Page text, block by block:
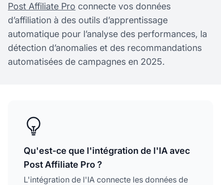
Post Affiliate Pro connecte vos données
d’affiliation à des outils d’apprentissage
automatique pour l’analyse des performances, la
détection d’anomalies et des recommandations
automatisées de campagnes en 2025.
Qu'est-ce que l'intégration de l'IA avec
Post Affiliate Pro ?
L'intégration de l'IA connecte les données de